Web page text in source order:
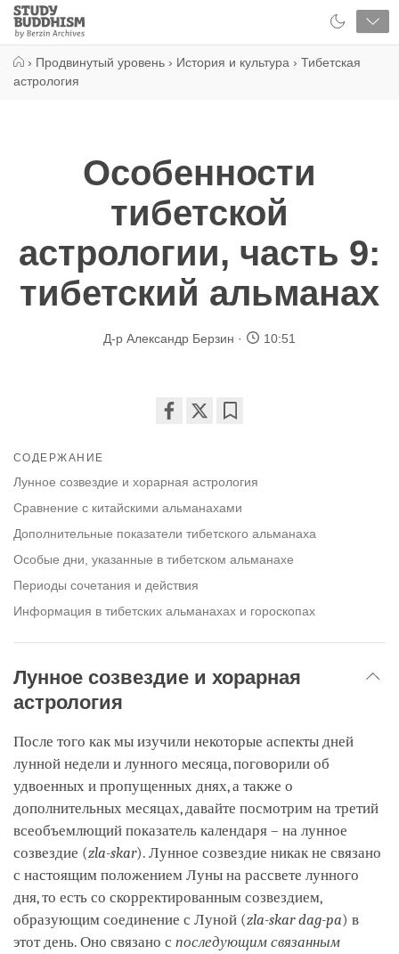
Close
Study
Buddhism
› Продвинутый уровень › История и культура › Тибетская
астрология
Особенности
тибетской
астрологии, часть 9:
тибетский альманах
Д-р Александр Берзин 10:51
СОДЕРЖАНИЕ
Лунное созвездие и хорарная астрология
Сравнение с китайскими альманахами
Дополнительные показатели тибетского альманаха
Особые дни, указанные в тибетском альманахе
Периоды сочетания и действия
Информация в тибетских альманахах и гороскопах
Лунное созвездие и хорарная
астрология
После того как мы изучили некоторые аспекты дней
лунной недели и лунного месяца, поговорили об
удвоенных и пропущенных днях, а также о
дополнительных месяцах, давайте посмотрим на третий
всеобъемлющий показатель календаря – на лунное
созвездие (zla-skar). Лунное созвездие никак не связано
с настоящим положением Луны на рассвете лунного
дня, то есть со скорректированным созвездием,
образующим соединение с Луной (zla-skar dag-pa) в
этот день. Оно связано с последующим связанным